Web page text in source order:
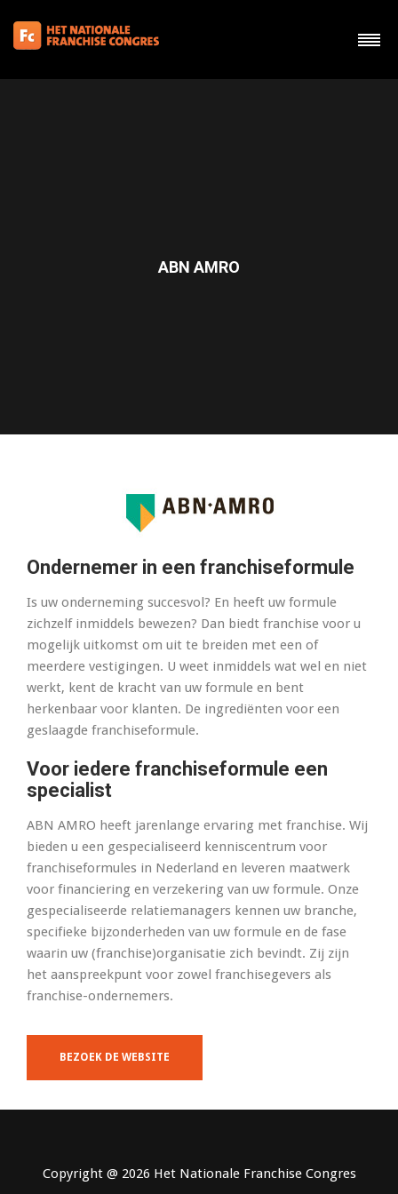
ABN AMRO
Ondernemer in een franchiseformule
Is uw onderneming succesvol? En heeft uw formule
zichzelf inmiddels bewezen? Dan biedt franchise voor u
mogelijk uitkomst om uit te breiden met een of
meerdere vestigingen. U weet inmiddels wat wel en niet
werkt, kent de kracht van uw formule en bent
herkenbaar voor klanten. De ingrediënten voor een
geslaagde franchiseformule.
Voor iedere franchiseformule een
specialist
ABN AMRO heeft jarenlange ervaring met franchise. Wij
bieden u een gespecialiseerd kenniscentrum voor
franchiseformules in Nederland en leveren maatwerk
voor financiering en verzekering van uw formule. Onze
gespecialiseerde relatiemanagers kennen uw branche,
specifieke bijzonderheden van uw formule en de fase
waarin uw (franchise)organisatie zich bevindt. Zij zijn
het aanspreekpunt voor zowel franchisegevers als
franchise-ondernemers.
BEZOEK DE WEBSITE
Copyright @ 2026 Het Nationale Franchise Congres